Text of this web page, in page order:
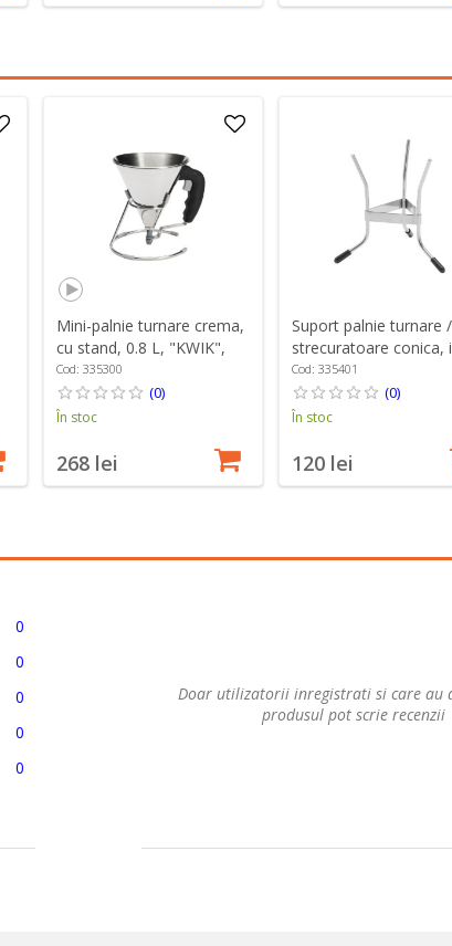
Mini-palnie turnare crema,
cu stand, 0.8 L, "KWIK",
Negru - de Buyer
Cod: 335300
(0)
În stoc
268 lei
Suport palnie turnare /
strecuratoare conica,
- de Buyer
Cod: 335401
(0)
În stoc
120 lei
0
0
0
0
0
Doar utilizatorii inregistrati si care au
produsul pot scrie recenzii